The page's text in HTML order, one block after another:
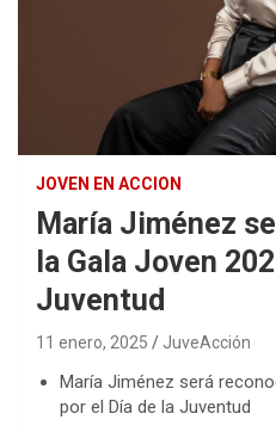
JOVEN EN ACCION
María Jiménez
la Gala Joven
Juventud
11 enero, 2025 JuveAcción
María Jiménez será
por el Día de la Juventud